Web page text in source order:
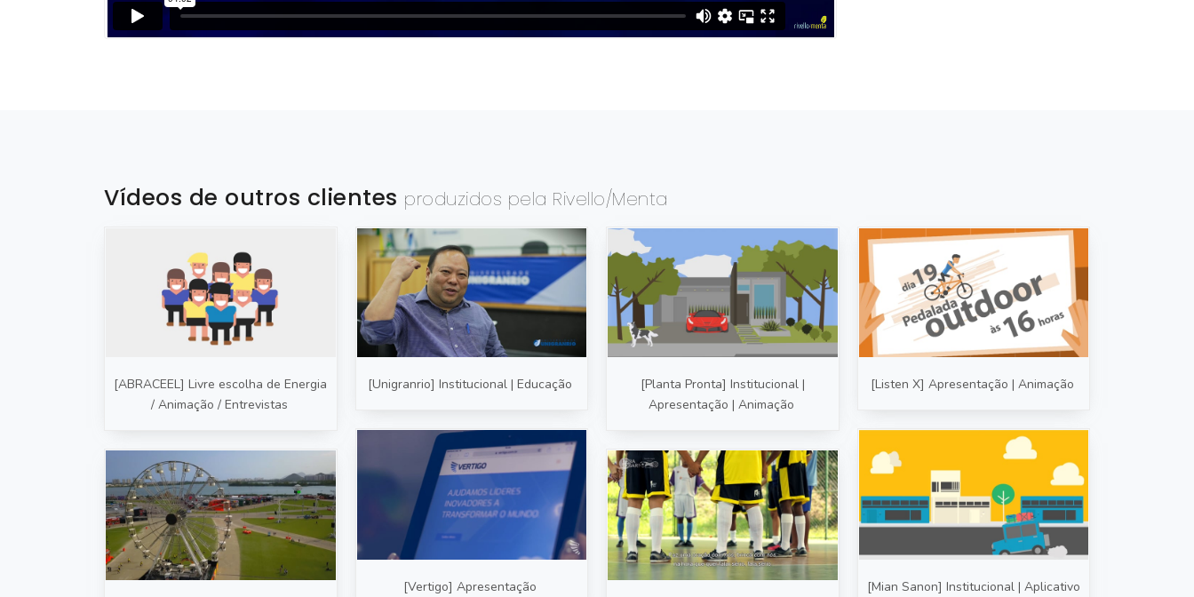
Vídeos de outros clientes produzidos pela Rivello/Menta
[ABRACEEL] Livre escolha de Energia
/ Animação / Entrevistas
[Unigranrio] Institucional | Educação
[Planta Pronta] Institucional |
Apresentação | Animação
[Listen X] Apresentação | Animação
[Vertigo] Apresentação
[Mian Sanon] Institucional | Aplicativo